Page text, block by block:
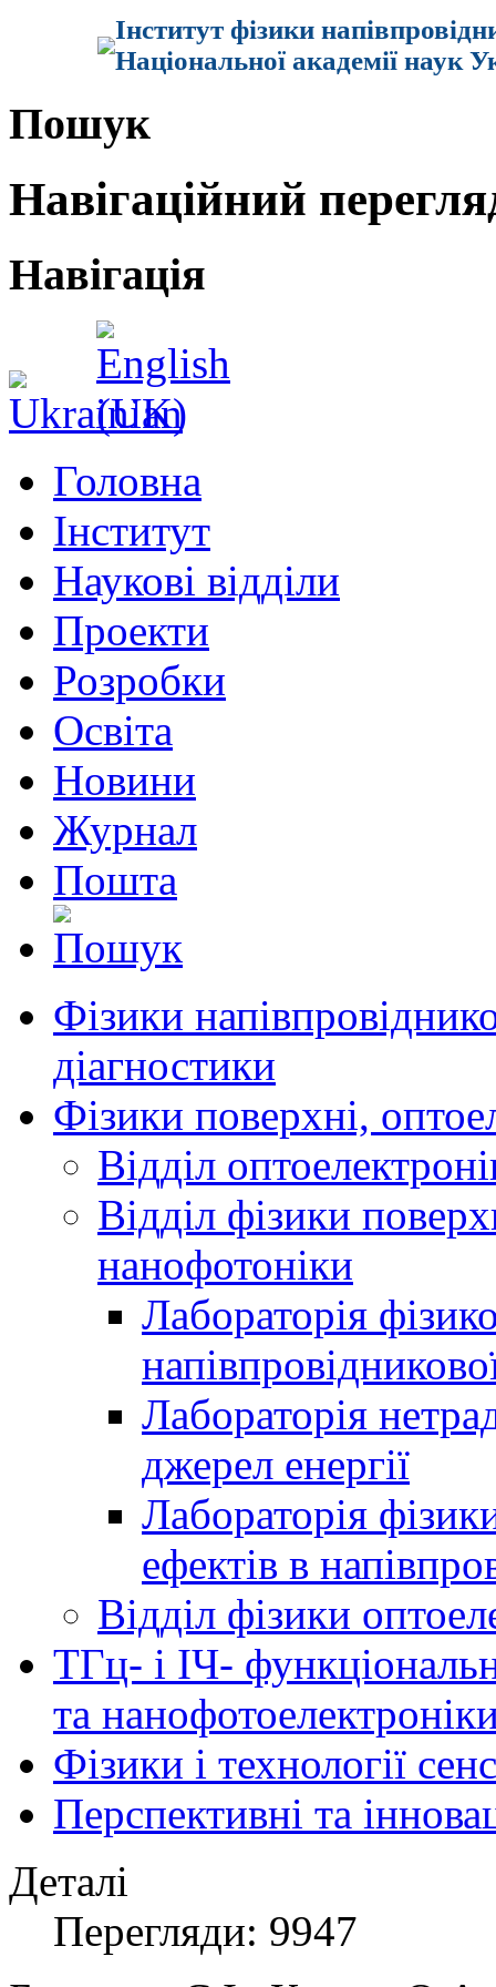
Інститут фізики
Національної академії наук
Пошук
Навігаційний
Навігація
Головна
Інститут
Наукові відділи
Проекти
Розробки
Освіта
Новини
Журнал
Пошта
Фізики
діагностики
Фізики поверхні,
Відділ
Відділ фізики
нанофотоніки
Лабораторія
Лабораторія
джерел енергії
Лабораторія
ефектів в
Відділ фізики
ТГц- і ІЧ-
та
Фізики і технології
Перспективні та
Деталі
Перегляди: 9947